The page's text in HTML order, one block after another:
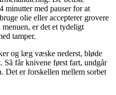
minutter med pauser for at
olie eller accepterer grovere
er det et tydeligt
tamper.
og læg væske nederst, bløde
Så får knivene først fart, undgår
er forskellen mellem sorbet